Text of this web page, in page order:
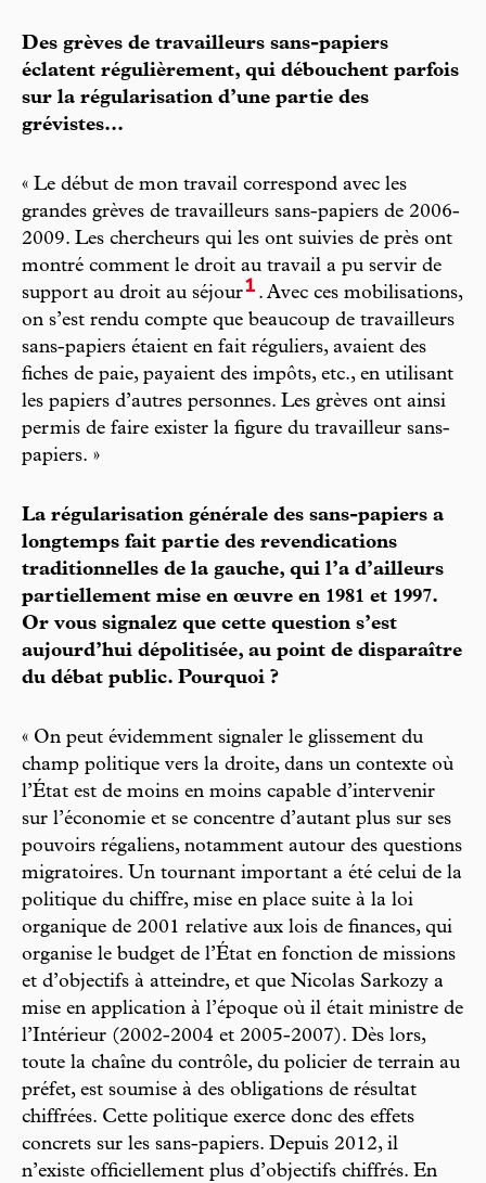
Des grèves de travailleurs sans-papiers
éclatent régulièrement, qui débouchent parfois
sur la régularisation d’une partie des
grévistes...
« Le début de mon travail correspond avec les
grandes grèves de travailleurs sans-papiers de 2006-
2009. Les chercheurs qui les ont suivies de près ont
montré comment le droit au travail a pu servir de
support au droit au séjour1 . Avec ces mobilisations,
on s’est rendu compte que beaucoup de travailleurs
sans-papiers étaient en fait réguliers, avaient des
fiches de paie, payaient des impôts, etc., en utilisant
les papiers d’autres personnes. Les grèves ont ainsi
permis de faire exister la figure du travailleur sans-
papiers. »
La régularisation générale des sans-papiers a
longtemps fait partie des revendications
traditionnelles de la gauche, qui l’a d’ailleurs
partiellement mise en œuvre en 1981 et 1997.
Or vous signalez que cette question s’est
aujourd’hui dépolitisée, au point de disparaître
du débat public. Pourquoi ?
« On peut évidemment signaler le glissement du
champ politique vers la droite, dans un contexte où
l’État est de moins en moins capable d’intervenir
sur l’économie et se concentre d’autant plus sur ses
pouvoirs régaliens, notamment autour des questions
migratoires. Un tournant important a été celui de la
politique du chiffre, mise en place suite à la loi
organique de 2001 relative aux lois de finances, qui
organise le budget de l’État en fonction de missions
et d’objectifs à atteindre, et que Nicolas Sarkozy a
mise en application à l’époque où il était ministre de
l’Intérieur (2002-2004 et 2005-2007). Dès lors,
toute la chaîne du contrôle, du policier de terrain au
préfet, est soumise à des obligations de résultat
chiffrées. Cette politique exerce donc des effets
concrets sur les sans-papiers. Depuis 2012, il
n’existe officiellement plus d’objectifs chiffrés. En